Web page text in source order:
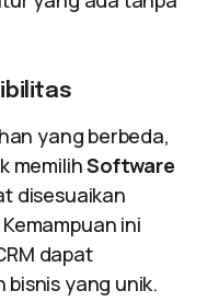
yang berbeda,
memilihSoftware
disesuaikan
ini
dapat
yang unik.